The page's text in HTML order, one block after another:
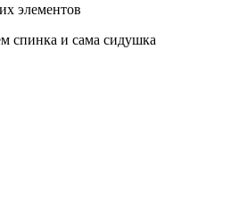
элементов
спинка и сама сидушка